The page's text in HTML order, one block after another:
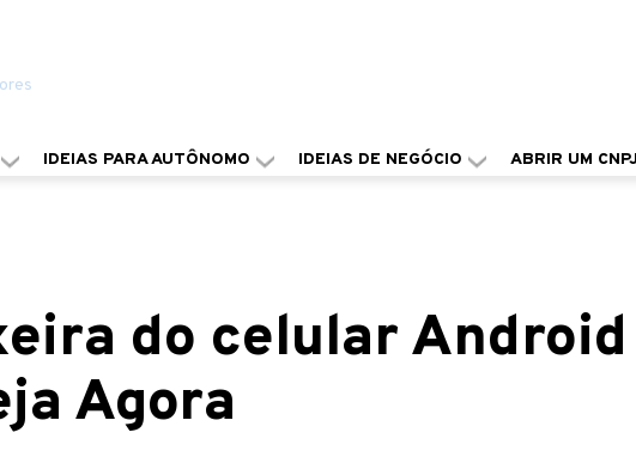
IDEIAS PARA AUTÔNOMO IDEIAS DE NEGÓCIO ABRIR UM CNPJ
do celular Android
Agora